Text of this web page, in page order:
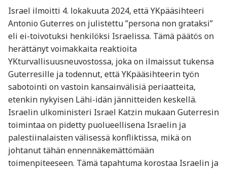
Israel ilmoitti 4. lokakuuta 2024, että YKpääsihteeri
Antonio Guterres on julistettu ”persona non grataksi”
eli ei-toivotuksi henkilöksi Israelissa. Tämä päätös on
herättänyt voimakkaita reaktioita
YKturvallisuusneuvostossa, joka on ilmaissut tukensa
Guterresille ja todennut, että YKpääsihteerin työn
sabotointi on vastoin kansainvälisiä periaatteita,
etenkin nykyisen Lähi-idän jännitteiden keskellä.
Israelin ulkoministeri Israel Katzin mukaan Guterresin
toimintaa on pidetty puolueellisena Israelin ja
palestiinalaisten välisessä konfliktissa, mikä on
johtanut tähän ennennäkemättömään
toimenpiteeseen. Tämä tapahtuma korostaa Israelin ja